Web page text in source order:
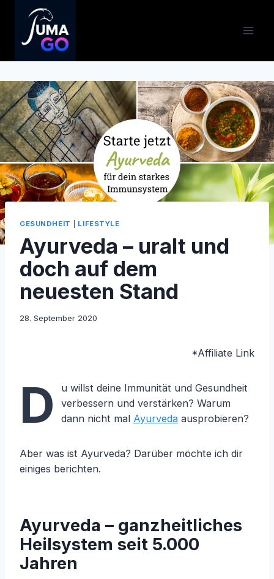
springen
GESUNDHEIT LIFESTYLE
Ayurveda – uralt und
doch auf dem
neuesten Stand
28. September 2020
*Affiliate Link
D
u willst deine Immunität und Gesundheit
verbessern und verstärken? Warum
dann nicht mal Ayurveda ausprobieren?
Aber was ist Ayurveda? Darüber möchte ich dir
einiges berichten.
Ayurveda – ganzheitliches
Heilsystem seit 5.000
Jahren